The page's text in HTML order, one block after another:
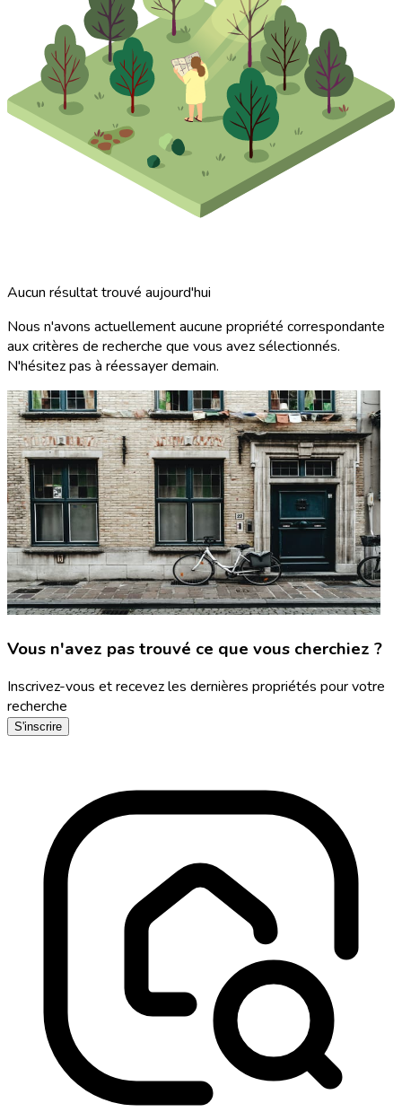
Aucun résultat trouvé aujourd'hui
Nous n'avons actuellement aucune propriété correspondante
aux critères de recherche que vous avez sélectionnés.
N'hésitez pas à réessayer demain.
Vous n'avez pas trouvé ce que vous cherchiez ?
Inscrivez-vous et recevez les dernières propriétés pour votre
recherche
S'inscrire